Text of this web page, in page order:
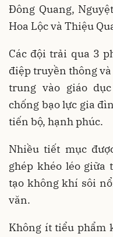
Đông Quang,
Hoa Lộc và Thiệu
Các đội trải qua 3
điệp truyền thông
trung vào giáo
chống bạo lực gia
tiến bộ, hạnh phúc.
Nhiều tiết mục
ghép khéo léo giữa
tạo không khí sôi
văn.
Không ít tiểu phẩm